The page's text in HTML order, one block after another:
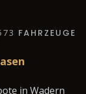
FAHRZEUGE
in Wadern